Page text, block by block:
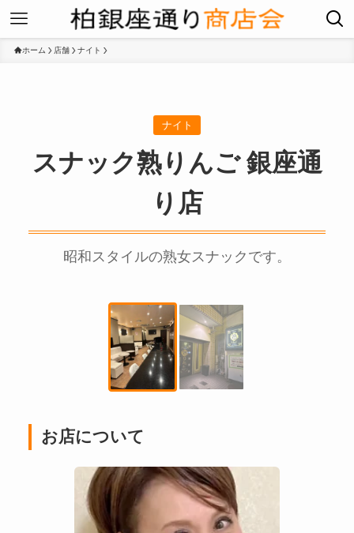
ホーム 店舗 ナイト
ナイト
スナック熟りんご 銀座通
り店
昭和スタイルの熟女スナックです。
お店について